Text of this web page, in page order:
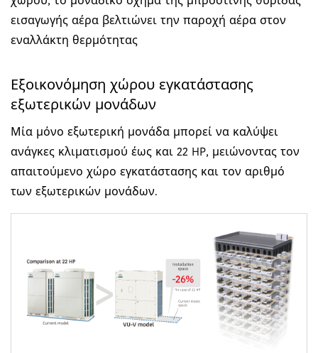
εισαγωγής αέρα βελτιώνει την παροχή αέρα στον
εναλλάκτη θερμότητας
Εξοικονόμηση χώρου εγκατάστασης
εξωτερικών μονάδων
Μία μόνο εξωτερική μονάδα μπορεί να καλύψει
ανάγκες κλιματισμού έως και 22 HP, μειώνοντας τον
απαιτούμενο χώρο εγκατάστασης και τον αριθμό
των εξωτερικών μονάδων.